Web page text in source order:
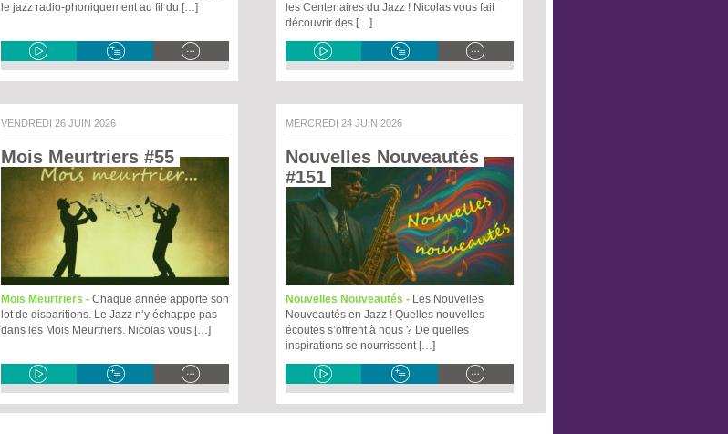
le jazz radio-phoniquement au fil du […]
les Centenaires du Jazz ! Nicolas vous fait
découvrir des […]
VENDREDI 26 JUIN 2026
Mois Meurtriers #55
Mois Meurtriers - Chaque année apporte son
lot de disparitions. Le Jazz n’y échappe pas
dans les Mois Meurtriers. Nicolas vous […]
MERCREDI 24 JUIN 2026
Nouvelles Nouveautés
#151
Nouvelles Nouveautés - Les Nouvelles
Nouveautés en Jazz ! Quelles nouvelles
écoutes s’offrent à nous ? De quelles
inspirations se nourrissent […]